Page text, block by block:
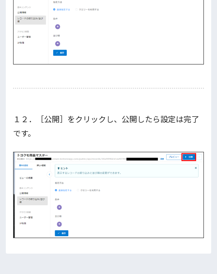
１２．［公開］をクリックし、公開したら設定は完了
です。